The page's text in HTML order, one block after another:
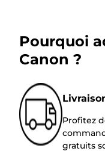
Pourquoi
Canon ?
Profitez
gratuits